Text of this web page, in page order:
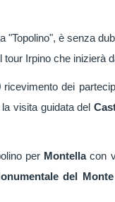
"Topolino", è senza
tour Irpino che inizierà
ricevimento dei
visita guidata del
per Montellacon
del Monte